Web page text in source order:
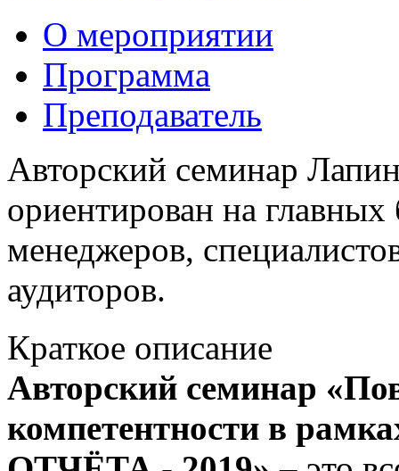
О мероприятии
Программа
Преподаватель
Авторский семинар
ориентирован на
менеджеров,
аудиторов.
Краткое описание
Авторский семинар
компетентности в